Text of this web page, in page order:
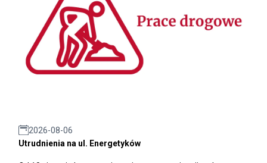
2026-08-06
Utrudnienia na ul. Energetyków